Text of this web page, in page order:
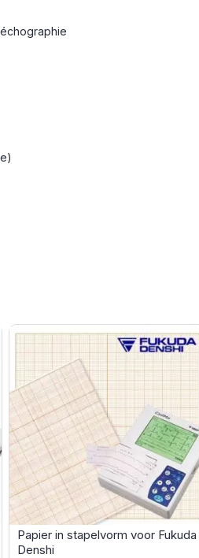
Papier in stapelvorm voor Fukuda
Denshi